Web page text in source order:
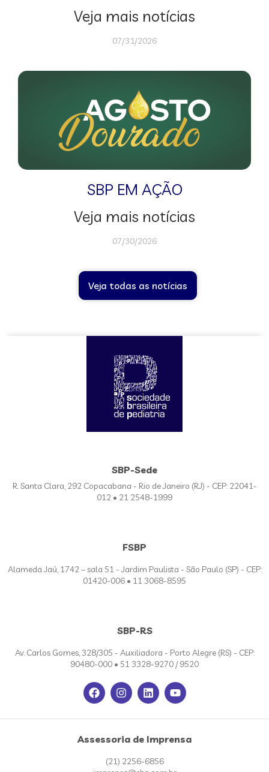
Veja mais notícias
07/31/2026
SBP EM AÇÃO
Veja mais notícias
07/30/2026
Veja todas as notícias
SBP-Sede
R. Santa Clara, 292 Copacabana - Rio de Janeiro (RJ) - CEP: 22041-
012 • 21 2548-1999
FSBP
Alameda Jaú, 1742 – sala 51 - Jardim Paulista - São Paulo (SP) - CEP:
01420-006 • 11 3068-8595
SBP-RS
Av. Carlos Gomes, 328/305 - Auxiliadora - Porto Alegre (RS) - CEP:
90480-000 • 51 3328-9270 / 9520
Assessoria de Imprensa
(21) 2256-6856